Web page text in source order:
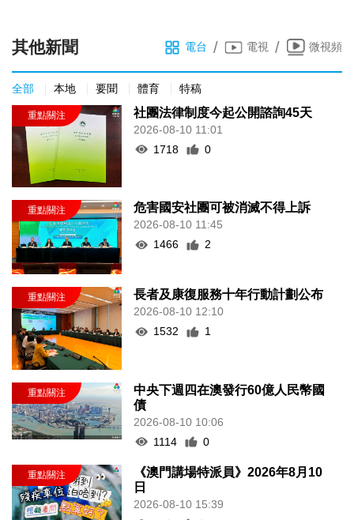
其他新聞 電台 / 電視 / 微視頻
全部 本地 要聞 體育 特稿
社團法律制度今起公開諮詢45天
2026-08-10 11:01
1718
0
危害國安社團可被消滅不得上訴
2026-08-10 11:45
1466
2
長者及康復服務十年行動計劃公布
2026-08-10 12:10
1532
1
中央下週四在澳發行60億人民幣國
債
2026-08-10 10:06
1114
0
《澳門講場特派員》2026年8月10
日
2026-08-10 15:39